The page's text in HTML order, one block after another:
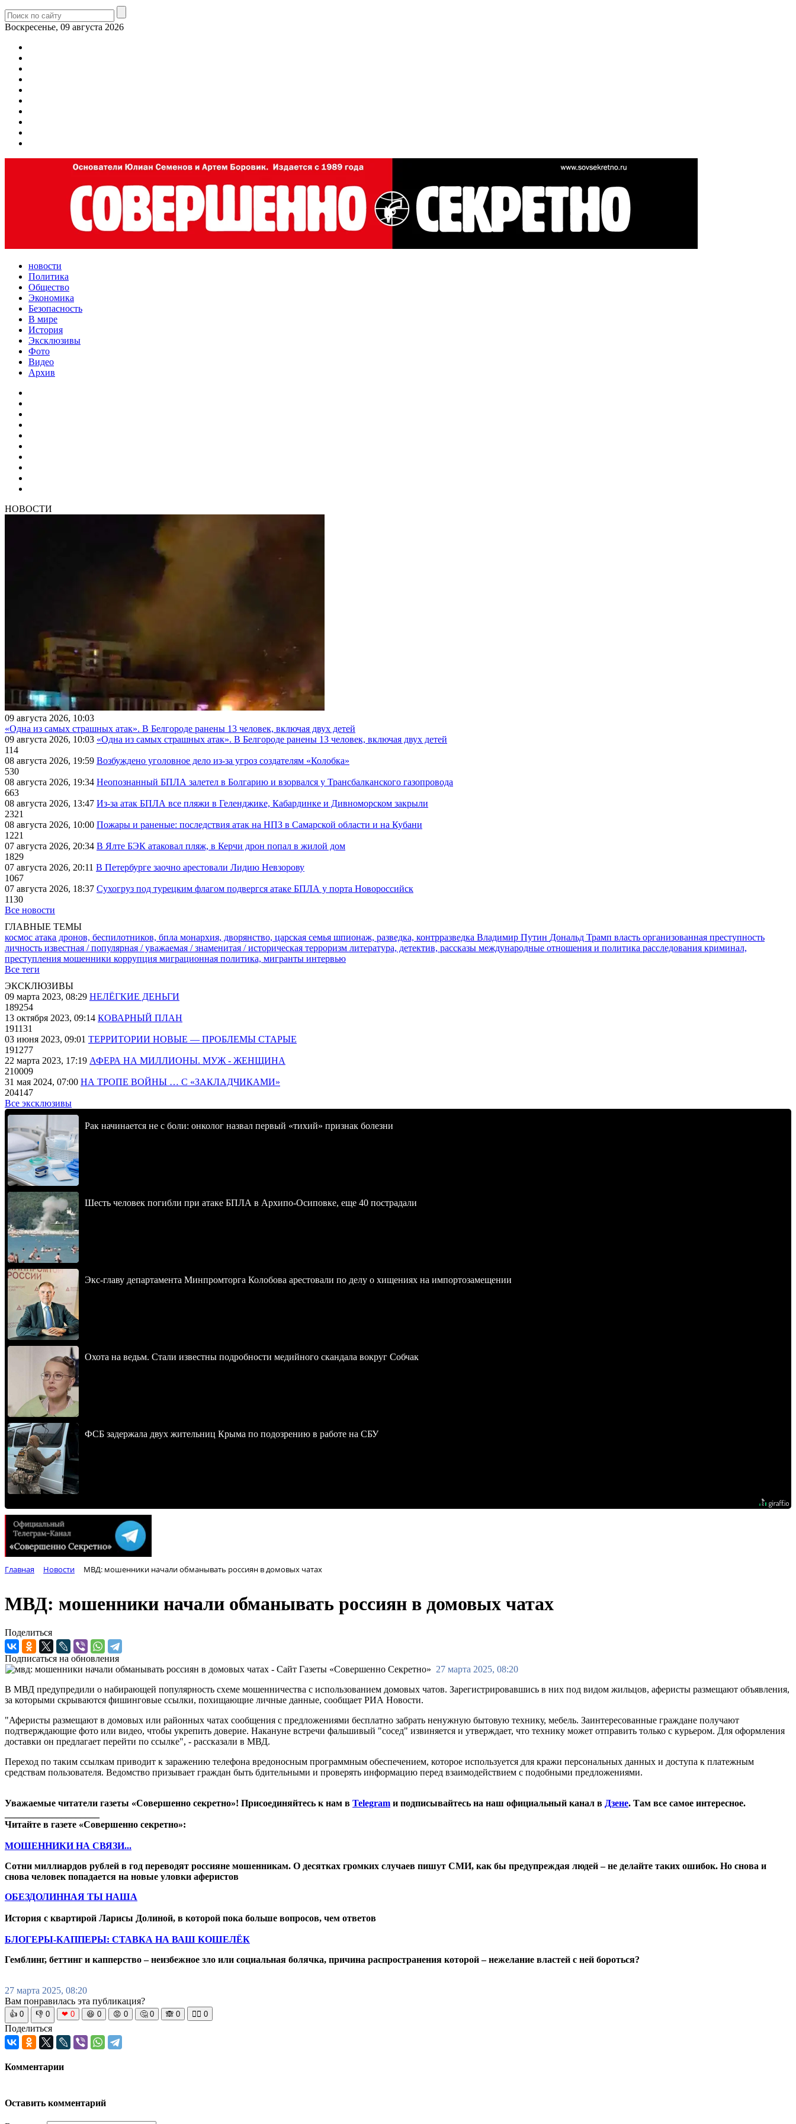
Воскресенье, 09 августа 2026
новости
Политика
Общество
Экономика
Безопасность
В мире
История
Эксклюзивы
Фото
Видео
Архив
НОВОСТИ
09 августа 2026, 10:03
«Одна из самых страшных атак». В Белгороде ранены 13 человек, включая двух детей
09 августа 2026, 10:03 «Одна из самых страшных атак». В Белгороде ранены 13 человек, включая двух детей
114
08 августа 2026, 19:59 Возбуждено уголовное дело из-за угроз создателям «Колобка»
530
08 августа 2026, 19:34 Неопознанный БПЛА залетел в Болгарию и взорвался у Трансбалканского газопровода
663
08 августа 2026, 13:47 Из-за атак БПЛА все пляжи в Геленджике, Кабардинке и Дивноморском закрыли
2321
08 августа 2026, 10:00 Пожары и раненые: последствия атак на НПЗ в Самарской области и на Кубани
1221
07 августа 2026, 20:34 В Ялте БЭК атаковал пляж, в Керчи дрон попал в жилой дом
1829
07 августа 2026, 20:11 В Петербурге заочно арестовали Лидию Невзорову
1067
07 августа 2026, 18:37 Сухогруз под турецким флагом подвергся атаке БПЛА у порта Новороссийск
1130
Все новости
ГЛАВНЫЕ ТЕМЫ
космос атака дронов, беспилотников, бпла монархия, дворянство, царская семья шпионаж, разведка, контрразведка Владимир Путин Дональд Трамп власть организованная преступность
личность известная / популярная / уважаемая / знаменитая / историческая терроризм литература, детектив, рассказы международные отношения и политика расследования криминал,
преступления мошенники коррупция миграционная политика, мигранты интервью
Все теги
ЭКСКЛЮЗИВЫ
09 марта 2023, 08:29 НЕЛЁГКИЕ ДЕНЬГИ
189254
13 октября 2023, 09:14 КОВАРНЫЙ ПЛАН
191131
03 июня 2023, 09:01 ТЕРРИТОРИИ НОВЫЕ — ПРОБЛЕМЫ СТАРЫЕ
191277
22 марта 2023, 17:19 АФЕРА НА МИЛЛИОНЫ. МУЖ - ЖЕНЩИНА
210009
31 мая 2024, 07:00 НА ТРОПЕ ВОЙНЫ … С «ЗАКЛАДЧИКАМИ»
204147
Все эксклюзивы
Рак начинается не с боли: онколог назвал первый «тихий» признак болезни
Шесть человек погибли при атаке БПЛА в Архипо-Осиповке, еще 40 пострадали
Экс-главу департамента Минпромторга Колобова арестовали по делу о хищениях на импортозамещении
Охота на ведьм. Стали известны подробности медийного скандала вокруг Собчак
ФСБ задержала двух жительниц Крыма по подозрению в работе на СБУ
Главная Новости МВД: мошенники начали обманывать россиян в домовых чатах
МВД: мошенники начали обманывать россиян в домовых чатах
Поделиться
Подписаться на обновления
27 марта 2025, 08:20
В МВД предупредили о набирающей популярность схеме мошенничества с использованием домовых чатов. Зарегистрировавшись в них под видом жильцов, аферисты размещают объявления,
за которыми скрываются фишинговые ссылки, похищающие личные данные, сообщает РИА Новости.
"Аферисты размещают в домовых или районных чатах сообщения с предложениями бесплатно забрать ненужную бытовую технику, мебель. Заинтересованные граждане получают
подтверждающие фото или видео, чтобы укрепить доверие. Накануне встречи фальшивый "сосед" извиняется и утверждает, что технику может отправить только с курьером. Для оформления
доставки он предлагает перейти по ссылке", - рассказали в МВД.
Переход по таким ссылкам приводит к заражению телефона вредоносным программным обеспечением, которое используется для кражи персональных данных и доступа к платежным
средствам пользователя. Ведомство призывает граждан быть бдительными и проверять информацию перед взаимодействием с подобными предложениями.
Уважаемые читатели газеты «Совершенно секретно»! Присоединяйтесь к нам в Telegram и подписывайтесь на наш официальный канал в Дзене. Там все самое интересное.
Читайте в газете «Совершенно секретно»:
МОШЕННИКИ НА СВЯЗИ...
Сотни миллиардов рублей в год переводят россияне мошенникам. О десятках громких случаев пишут СМИ, как бы предупреждая людей – не делайте таких ошибок. Но снова и
снова человек попадается на новые уловки аферистов
ОБЕЗДОЛИННАЯ ТЫ НАША
История с квартирой Ларисы Долиной, в которой пока больше вопросов, чем ответов
БЛОГЕРЫ-КАППЕРЫ: СТАВКА НА ВАШ КОШЕЛЁК
Гемблинг, беттинг и капперство – неизбежное зло или социальная болячка, причина распространения которой – нежелание властей с ней бороться?
27 марта 2025, 08:20
Вам понравилась эта публикация?
👍 0 👎 0 ❤ 0 😆 0 😡 0 🤔 0 🙈 0 🧘‍♀️ 0
Поделиться
Комментарии
Оставить комментарий